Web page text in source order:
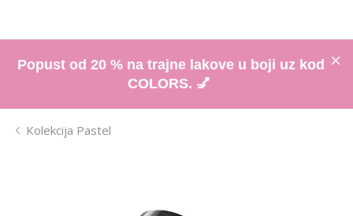
Popust od 20 % na trajne lakove u boji uz kod
COLORS. 💅
Kolekcija Pastel